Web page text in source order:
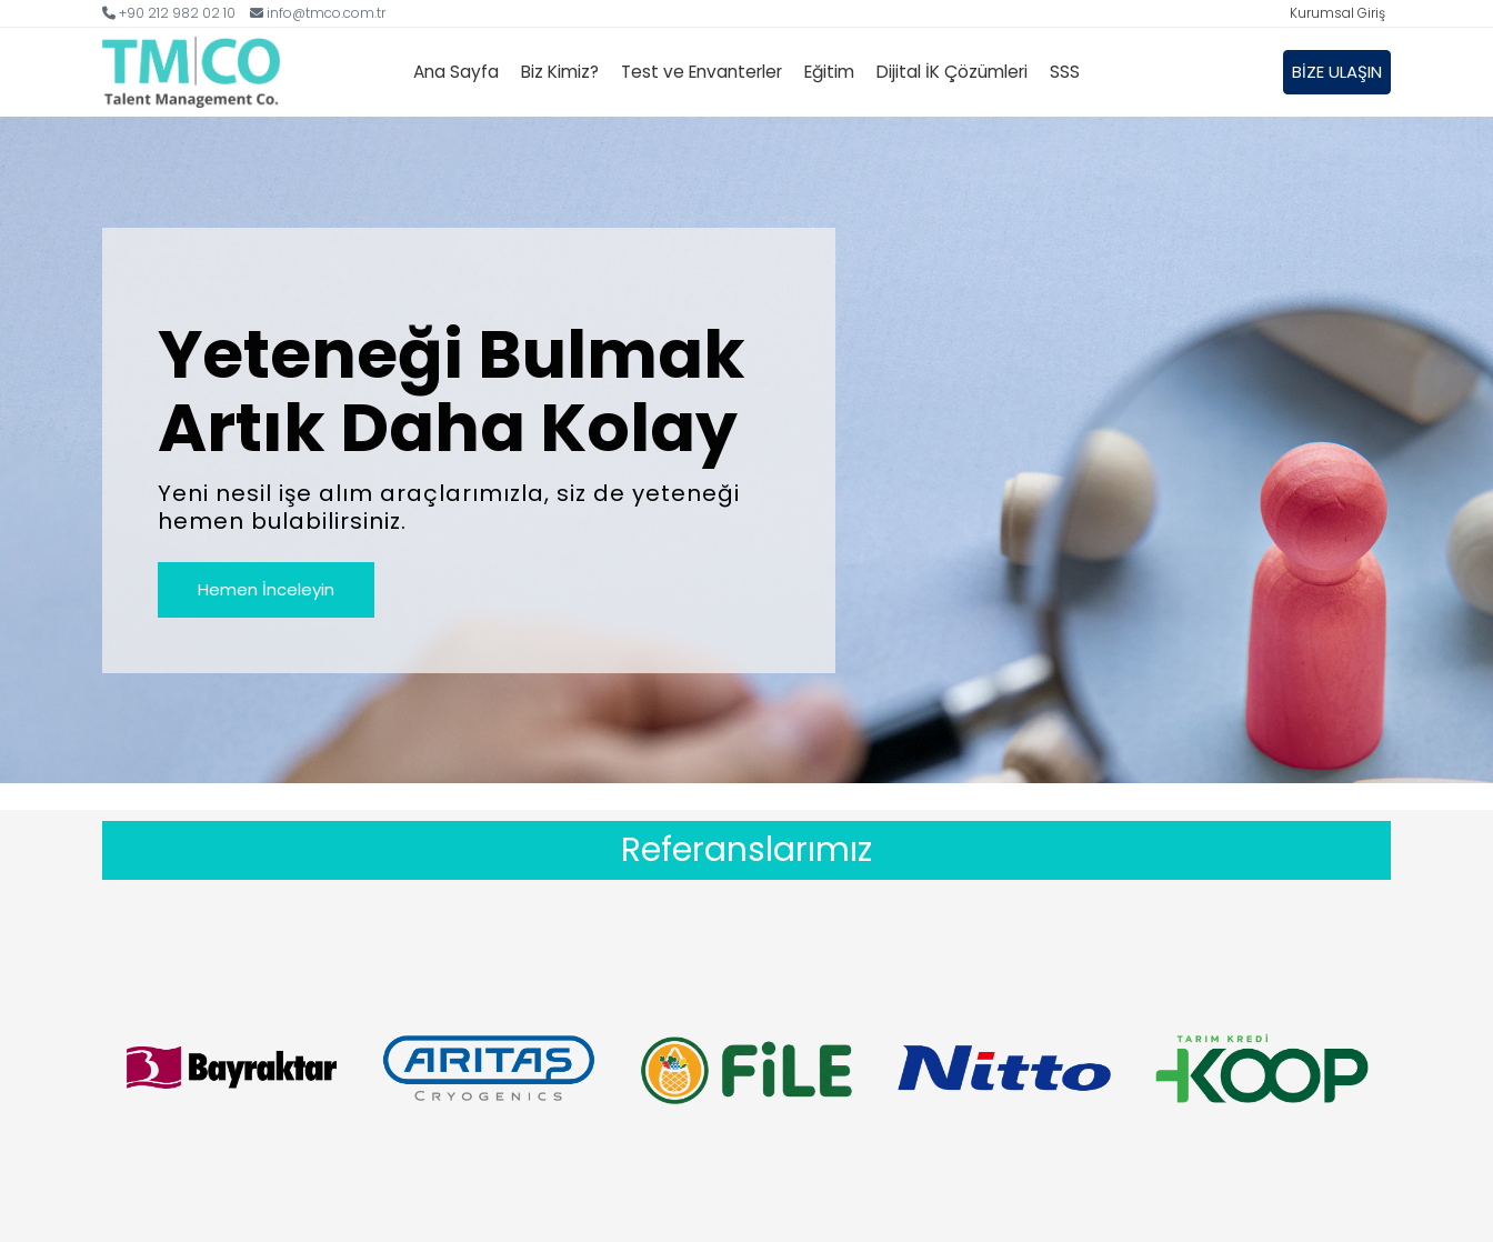
+90 212 982 02 10 info@tmco.com.tr Kurumsal Giriş
Ana Sayfa Biz Kimiz? Test ve Envanterler Eğitim Dijital İK Çözümleri SSS BİZE ULAŞIN
Yeteneği Bulmak
Artık Daha Kolay
Yeni nesil işe alım araçlarımızla, siz de yeteneği
hemen bulabilirsiniz.
Hemen İnceleyin
Referanslarımız